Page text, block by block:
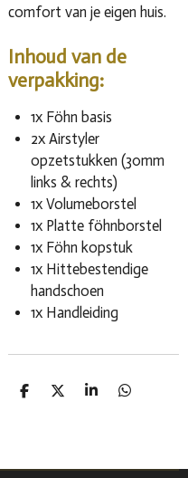
comfort van je eigen huis.
Inhoud van de
verpakking:
1x Föhn basis
2x Airstyler
opzetstukken (30mm
links & rechts)
1x Volumeborstel
1x Platte föhnborstel
1x Föhn kopstuk
1x Hittebestendige
handschoen
1x Handleiding
D
D
S
D